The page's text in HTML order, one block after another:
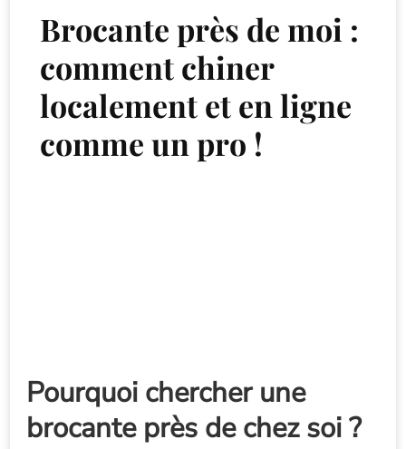
Brocante près de moi :
comment chiner
localement et en ligne
comme un pro !
Pourquoi chercher une
brocante près de chez soi ?